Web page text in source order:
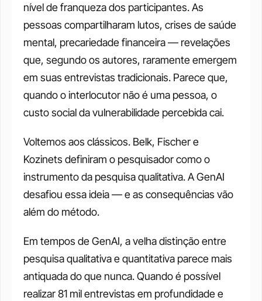
nível de franqueza dos participantes. As
pessoas compartilharam lutos, crises de saúde
mental, precariedade financeira — revelações
que, segundo os autores, raramente emergem
em suas entrevistas tradicionais. Parece que,
quando o interlocutor não é uma pessoa, o
custo social da vulnerabilidade percebida cai.
Voltemos aos clássicos. Belk, Fischer e
Kozinets definiram o pesquisador como o
instrumento da pesquisa qualitativa. A GenAI
desafiou essa ideia — e as consequências vão
além do método.
Em tempos de GenAI, a velha distinção entre
pesquisa qualitativa e quantitativa parece mais
antiquada do que nunca. Quando é possível
realizar 81 mil entrevistas em profundidade e